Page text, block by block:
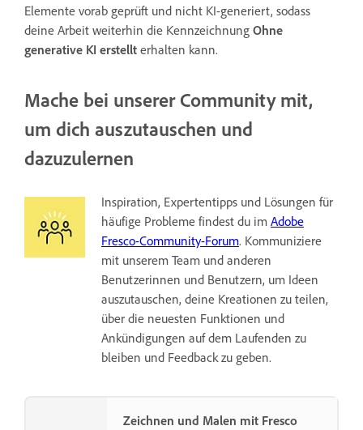
Elemente vorab geprüft und nicht KI-generiert, sodass
deine Arbeit weiterhin die Kennzeichnung Ohne
generative KI erstellt erhalten kann.
Mache bei unserer Community mit,
um dich auszutauschen und
dazuzulernen
Inspiration, Expertentipps und Lösungen für
häufige Probleme findest du im Adobe
Fresco-Community-Forum. Kommuniziere
mit unserem Team und anderen
Benutzerinnen und Benutzern, um Ideen
auszutauschen, deine Kreationen zu teilen,
über die neuesten Funktionen und
Ankündigungen auf dem Laufenden zu
bleiben und Feedback zu geben.
Zeichnen und Malen mit Fresco